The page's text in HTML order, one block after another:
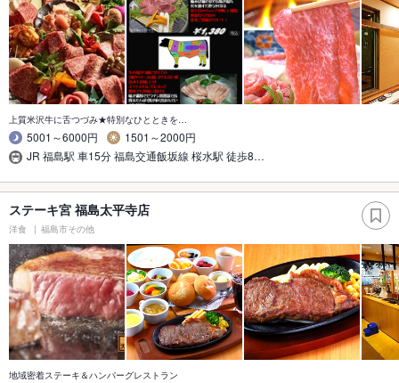
上質米沢牛に舌つづみ★特別なひとときを…
5001～6000円
1501～2000円
JR 福島駅 車15分 福島交通飯坂線 桜水駅 徒歩8…
ステーキ宮 福島太平寺店
洋食 福島市その他
地域密着ステーキ＆ハンバーグレストラン